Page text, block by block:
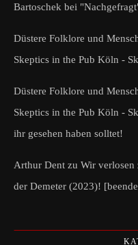
Bartoschek bei
Düstere Folklore und
Skeptics in the Pub Köln -
Düstere Folklore und
Skeptics in the Pub Köln -
ihr gesehen haben solltet!
Arthur Dent zu Wir verlosen
der Demeter (2023)!